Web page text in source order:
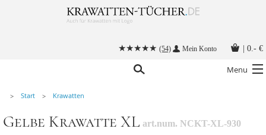
(54) Mein Konto 0.- €
Menu
Alle Accessoires
Start Krawatten
Gelbe Krawatte XL art.num. NCKT-XL-930